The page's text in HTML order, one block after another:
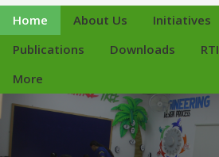
Home About Us Initiatives
Publications
Downloads RTI
More